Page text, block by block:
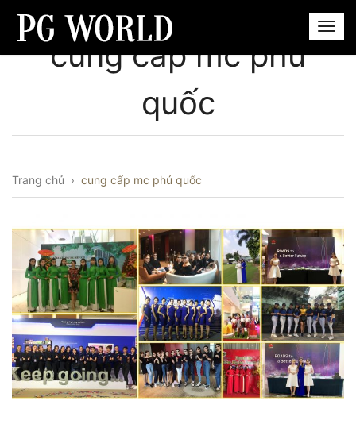
cung cấp mc phú
quốc
Trang chủ › cung cấp mc phú quốc